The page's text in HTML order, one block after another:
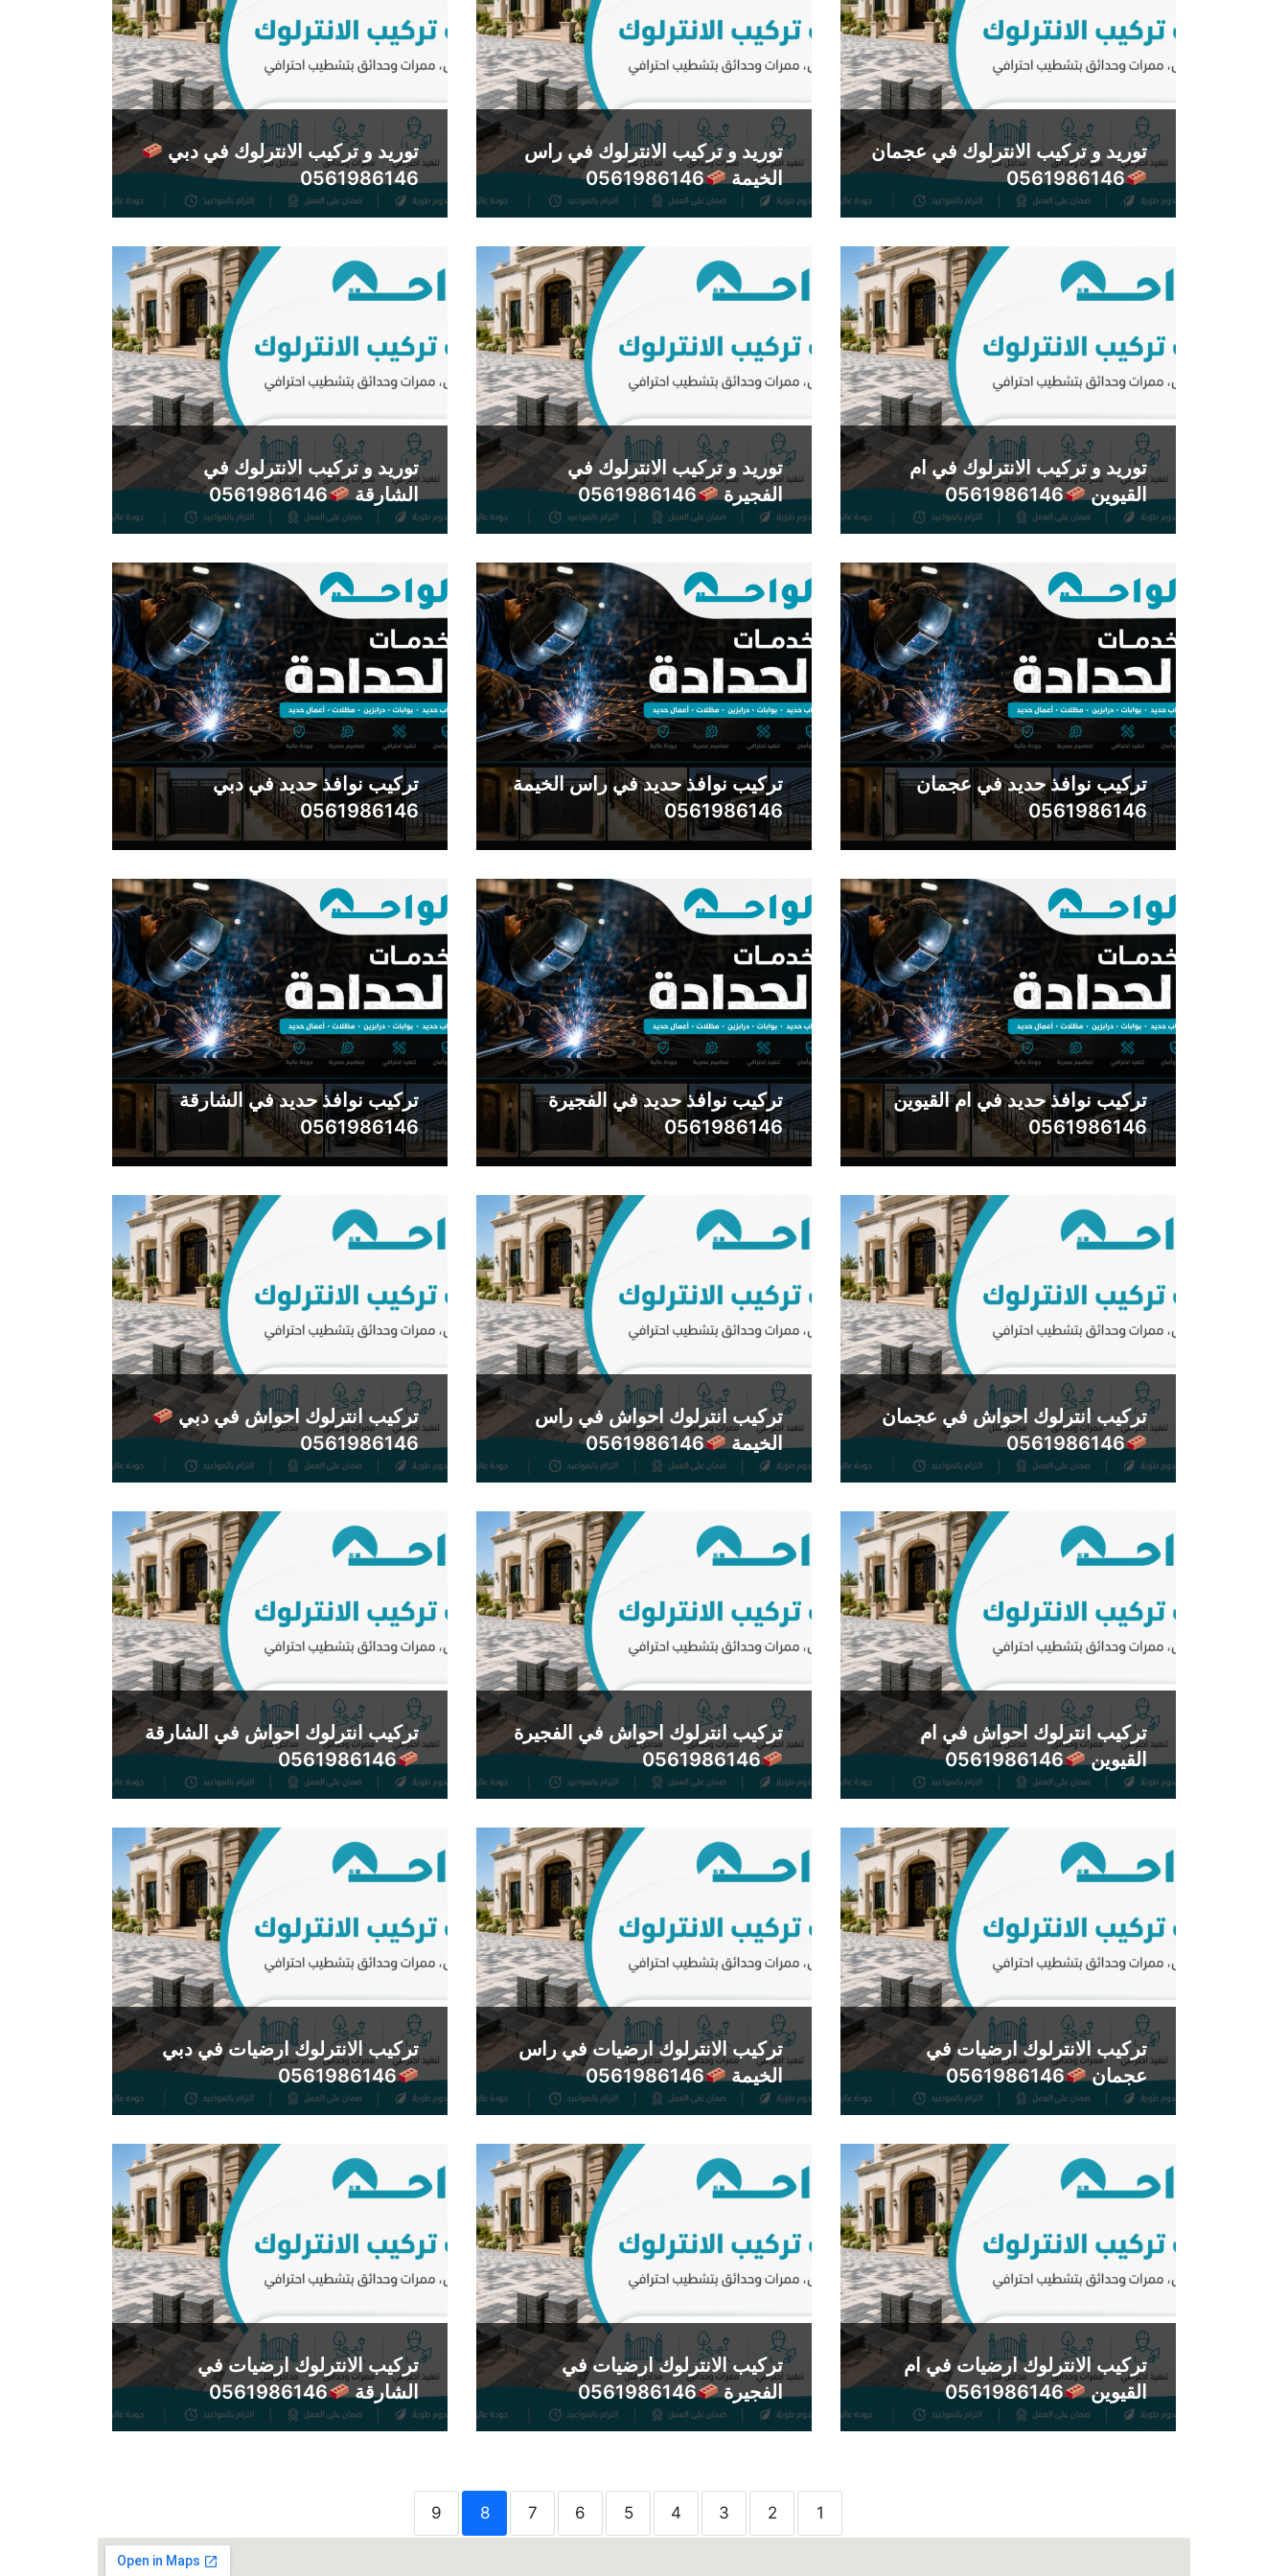
توريد و تركيب الانترلوك في عجمان
0561986146
توريد و تركيب الانترلوك في راس
الخيمة
0561986146
توريد و تركيب الانترلوك في دبي
0561986146
توريد و تركيب الانترلوك في ام
القيوين
0561986146
توريد و تركيب الانترلوك في
الفجيرة
0561986146
توريد و تركيب الانترلوك في
الشارقة
0561986146
تركيب نوافذ حديد في عجمان
0561986146
تركيب نوافذ حديد في راس الخيمة
0561986146
تركيب نوافذ حديد في دبي
0561986146
تركيب نوافذ حديد في ام القيوين
0561986146
تركيب نوافذ حديد في الفجيرة
0561986146
تركيب نوافذ حديد في الشارقة
0561986146
تركيب انترلوك احواش في عجمان
0561986146
تركيب انترلوك احواش في راس
الخيمة
0561986146
تركيب انترلوك احواش في دبي
0561986146
تركيب انترلوك احواش في ام
القيوين
0561986146
تركيب انترلوك احواش في الفجيرة
0561986146
تركيب انترلوك احواش في الشارقة
0561986146
تركيب الانترلوك ارضيات في
عجمان
0561986146
تركيب الانترلوك ارضيات في راس
الخيمة
0561986146
تركيب الانترلوك ارضيات في دبي
0561986146
تركيب الانترلوك ارضيات في ام
القيوين
0561986146
تركيب الانترلوك ارضيات في
الفجيرة
0561986146
تركيب الانترلوك ارضيات في
الشارقة
0561986146
1
2
3
4
5
6
7
8
9